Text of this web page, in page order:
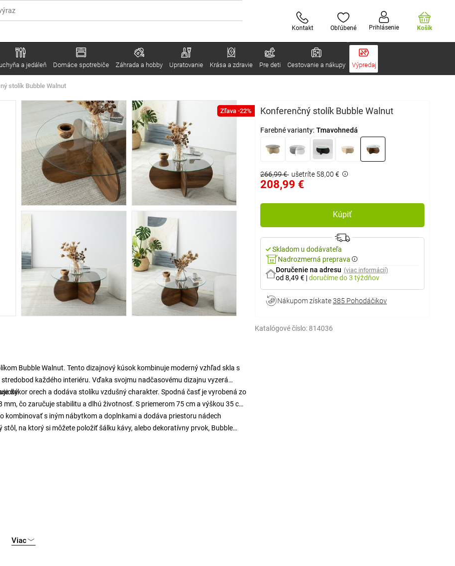
Kontakt Obľúbené Prihlásenie Košík
a jedáleň Domáce spotrebiče Záhrada a hobby Upratovanie Krása a zdravie Pre deti Cestovanie a nákupy Výpredaj
stolík Bubble Walnut
Zľava -22% Konferenčný stolík Bubble Walnut
Farebné varianty: Tmavohnedá
266,99 € ušetríte 58,00 €
208,99 €
Kúpiť
Skladom u dodávateľa
Nadrozmerná preprava
Doručenie na adresu (viac informácií)
od 8,49 € |doručímedo 3 týždňov
Nákupom získate385 Pohodáčikov
Katalógové číslo: 814036
Bubble Walnut. Tento dizajnový kúsok kombinuje moderný vzhľad skla s
každého interiéru. Vďaka svojmu nadčasovému dizajnu vyzerá
dekor orech a dodáva stolíku vzdušný charakter. Spodná časť je vyrobená zo
čo zaručuje stabilitu a dlhú životnosť. S priemerom 75 cm a výškou 35 cm
kombinovať s iným nábytkom a doplnkami a dodáva priestoru nádech
na ktorý si môžete položiť šálku kávy, alebo dekoratívny prvok, Bubble
Viac